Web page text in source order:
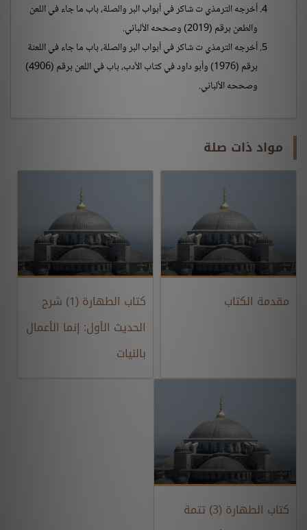
أخرجه الترمذي ت شاكر في أبواب البر والصلة، باب ما جاء في اللعن
والطعن برقم (2019) وصححه الألباني.
أخرجه الترمذي ت شاكر في أبواب البر والصلة، باب ما جاء في اللعنة
برقم (1976) وأبو داود في كتاب الأدب، باب في اللعن برقم (4906)
وصححه الألباني.
مواد ذات صلة
مقدمة الكتاب
كتاب الطهارة (1) شرح
الحديث الأول: إنما الأعمال
بالنيات
كتاب الطهارة (3) تتمة